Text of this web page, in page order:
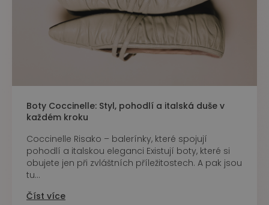
Boty Coccinelle: Styl, pohodlí a italská duše v
každém kroku
Coccinelle Risako – balerínky, které spojují
pohodlí a italskou eleganci Existují boty, které si
obujete jen při zvláštních příležitostech. A pak jsou
tu...
Číst více